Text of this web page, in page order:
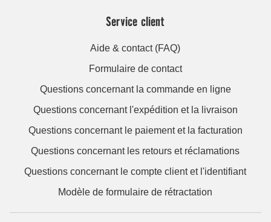
Service client
Aide & contact (FAQ)
Formulaire de contact
Questions concernant la commande en ligne
Questions concernant l'expédition et la livraison
Questions concernant le paiement et la facturation
Questions concernant les retours et réclamations
Questions concernant le compte client et l'identifiant
Modèle de formulaire de rétractation